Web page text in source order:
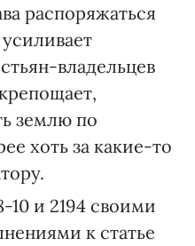
распоряжаться
владельцев
землю по
хоть за какие-то
и 2194 своими
к статье